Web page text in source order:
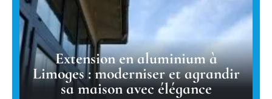
Extension en aluminium à
Limoges : moderniser et agrandir
sa maison avec élégance